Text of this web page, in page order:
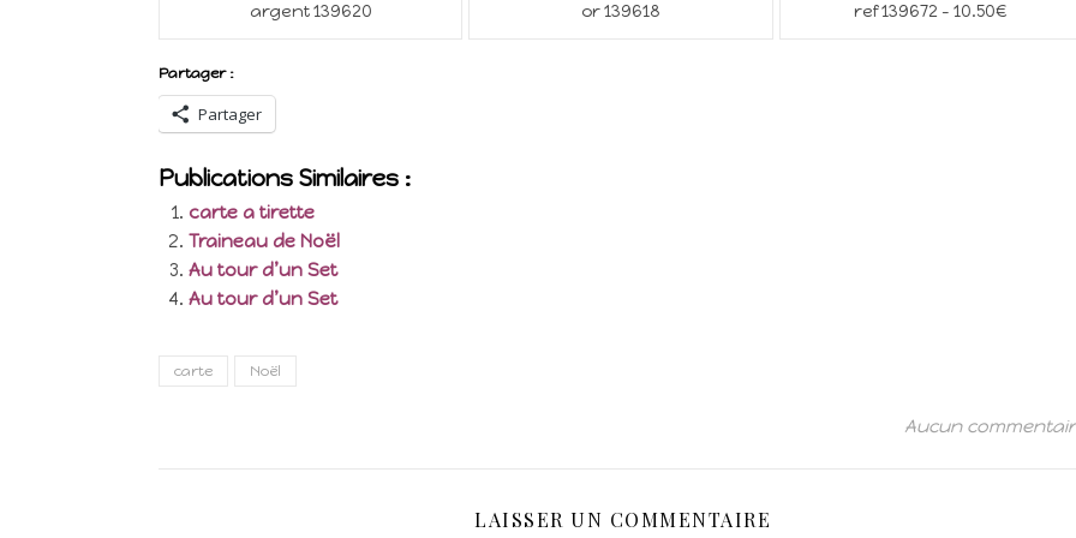
argent 139620 or 139618 ref 139672 – 10.50€
Partager :
Partager
Publications Similaires :
carte a tirette
Traineau de Noël
Au tour d’un Set
Au tour d’un Set
carte Noël
Aucun
LAISSER UN COMMENTAIRE